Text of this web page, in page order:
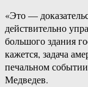
«Это —
действительно
большого здания
кажется, задача
печальном
Медведев.